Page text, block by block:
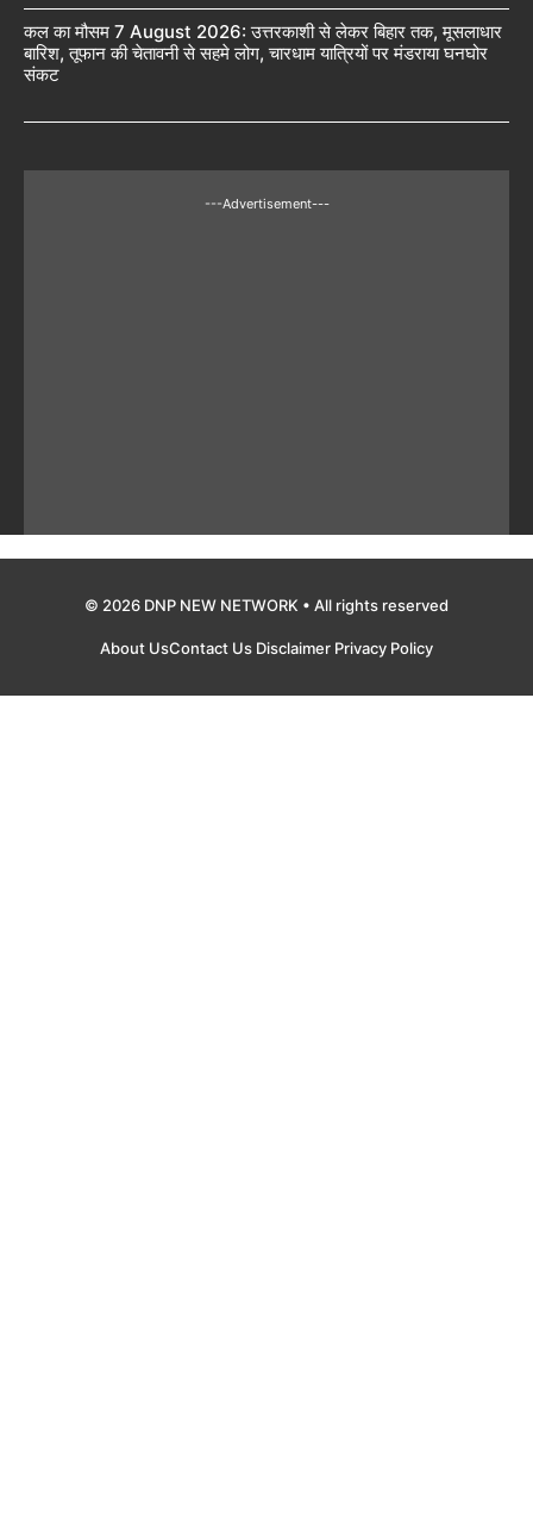
कल का मौसम 7 August 2026: उत्तरकाशी से लेकर बिहार तक, मूसलाधार
बारिश, तूफान की चेतावनी से सहमे लोग, चारधाम यात्रियों पर मंडराया घनघोर
संकट
---Advertisement---
© 2026 DNP NEW NETWORK • All rights reserved
About UsContact Us Disclaimer Privacy Policy